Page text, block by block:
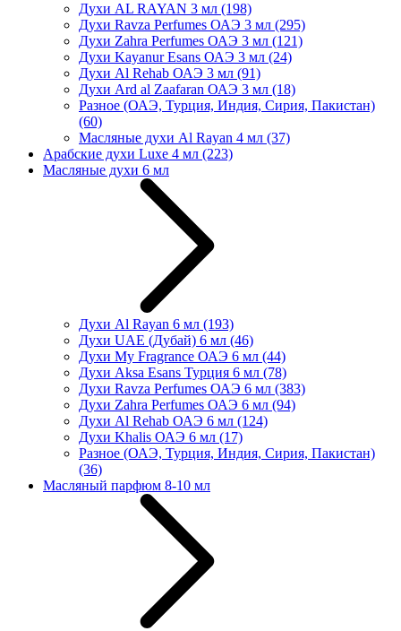
Духи AL RAYAN 3 мл (198)
Духи Ravza Perfumes ОАЭ 3 мл (295)
Духи Zahra Perfumes ОАЭ 3 мл (121)
Духи Kayanur Esans ОАЭ 3 мл (24)
Духи Al Rehab ОАЭ 3 мл (91)
Духи Ard al Zaafaran ОАЭ 3 мл (18)
Разное (ОАЭ, Турция, Индия, Сирия, Пакистан)
(60)
Масляные духи Al Rayan 4 мл (37)
Арабские духи Luxe 4 мл (223)
Масляные духи 6 мл
Духи Al Rayan 6 мл (193)
Духи UAE (Дубай) 6 мл (46)
Духи My Fragrance ОАЭ 6 мл (44)
Духи Aksa Esans Турция 6 мл (78)
Духи Ravza Perfumes ОАЭ 6 мл (383)
Духи Zahra Perfumes ОАЭ 6 мл (94)
Духи Al Rehab ОАЭ 6 мл (124)
Духи Khalis ОАЭ 6 мл (17)
Разное (ОАЭ, Турция, Индия, Сирия, Пакистан)
(36)
Масляный парфюм 8-10 мл